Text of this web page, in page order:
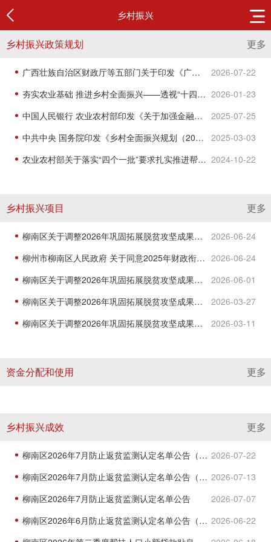
乡村振兴
乡村振兴政策规划 更多
广西壮族自治区财政厅等五部门关于印发《广西财政常态化帮扶资金管理办法》的通知
2026-07-22
夯实农业基础 推进乡村全面振兴——透视“十四五”收官之年中国农业农村发展成效 2026-01-23
中国人民银行 农业农村部印发《关于加强金融服务农村改革 推进乡村全面振兴的意见》
2025-07-25
中共中央 国务院印发《乡村全面振兴规划（2024—2027年）》
2025-03-03
农业农村部关于落实“四个一批”要求扎实推进帮扶产业高质量发展的指导意见 2024-10-22
乡村振兴项目 更多
柳南区关于调整2026年巩固拓展脱贫攻坚成果和乡村振兴项目库及年度实施计划的公告
2026-06-24
柳州市柳南区人民政府 关于同意2025年财政衔接资金项目资产确权的的批复 2026-06-24
柳南区关于调整2026年巩固拓展脱贫攻坚成果和乡村振兴项目库及年度实施计划的公示
2026-06-01
柳南区关于调整2026年巩固拓展脱贫攻坚成果和乡村振兴项目库及年度实施计划的公告
2026-03-27
柳南区关于调整2026年巩固拓展脱贫攻坚成果和乡村振兴项目库及年度实施计划的公示
2026-03-11
资金分配和使用 更多
乡村振兴成效 更多
柳南区2026年7月防止返贫监测认定名单公告（第三批） 2026-07-22
柳南区2026年7月防止返贫监测认定名单公告（第二批） 2026-07-13
柳南区2026年7月防止返贫监测认定名单公告
2026-07-07
柳南区2026年6月防止返贫监测认定名单公告（第二批） 2026-06-22